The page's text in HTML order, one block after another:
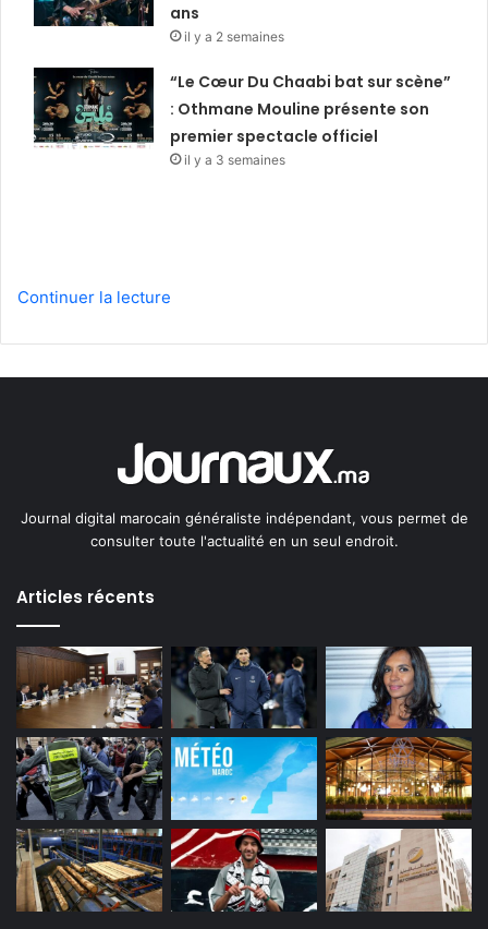
ans
il y a 2 semaines
“Le Cœur Du Chaabi bat sur scène”
: Othmane Mouline présente son
premier spectacle officiel
il y a 3 semaines
Continuer la lecture
Journal digital marocain généraliste indépendant, vous permet de
consulter toute l'actualité en un seul endroit.
Articles récents